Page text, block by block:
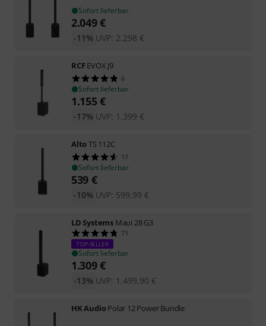
Sofort lieferbar
2.049€
UVP: 2.298 €
-11%
RCFEVOX J9
6
Sofort lieferbar
1.155€
UVP: 1.399 €
-17%
AltoTS 112C
17
Sofort lieferbar
539 €
UVP: 599,99 €
-10%
LD Systems Maui 28 G3
71
TOP-SELLER
Sofort lieferbar
1.309€
UVP: 1.499,90 €
-13%
HK AudioPolar 12 Power Bundle